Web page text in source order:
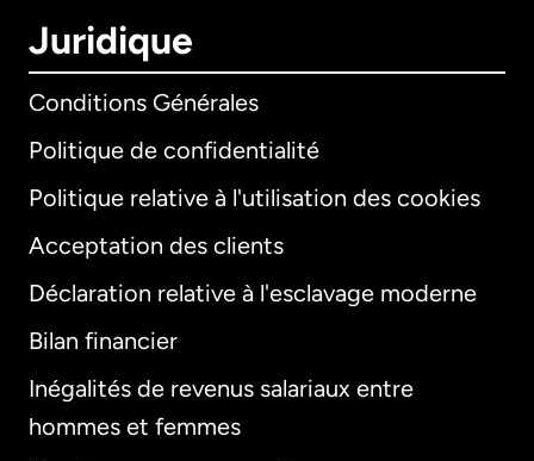
Juridique
Conditions Générales
Politique de confidentialité
Politique relative à l'utilisation des cookies
Acceptation des clients
Déclaration relative à l'esclavage moderne
Bilan financier
Inégalités de revenus salariaux entre
hommes et femmes
International